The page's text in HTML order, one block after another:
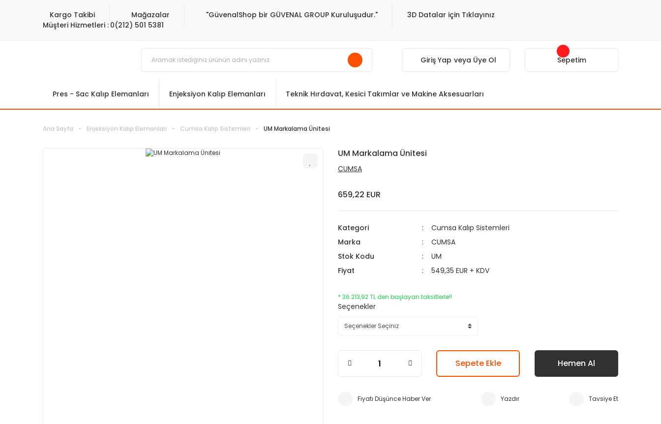
Kargo Takibi Mağazalar "GüvenalShop bir GÜVENAL GROUP Kuruluşudur."
3D Datalar için Tıklayınız
Müşteri Hizmetleri : 0(212) 501 5381
Giriş Yap veya Üye Ol Sepetim
Pres - Sac Kalıp Elemanları Enjeksiyon Kalıp Elemanları Teknik Hırdavat, Kesici Takımlar ve Makine Aksesuarları
Ana Sayfa Enjeksiyon Kalıp Elemanları Cumsa Kalıp Sistemleri UM Markalama Ünitesi
UM Markalama Ünitesi
CUMSA
659,22 EUR
Kategori
Cumsa Kalıp Sistemleri
Marka
CUMSA
Stok Kodu
UM
Fiyat
549,35 EUR + KDV
* 36.213,92 TL den başlayan taksitlerle!!
Seçenekler
Sepete Ekle Hemen Al
Fiyatı Düşünce Haber Ver Yazdır Tavsiye Et